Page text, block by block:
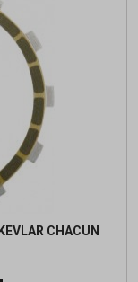
CHACUN